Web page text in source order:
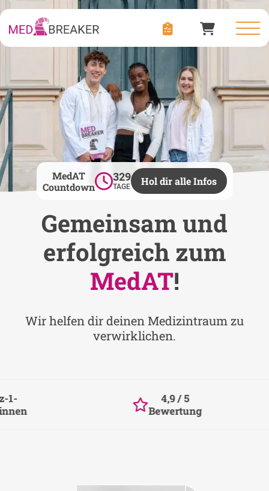
MedAT
Countdown
329
TAGE Hol dir alle Infos
Gemeinsam und
erfolgreich zum
MedAT!
Wir helfen dir deinen Medizintraum zu
verwirklichen.